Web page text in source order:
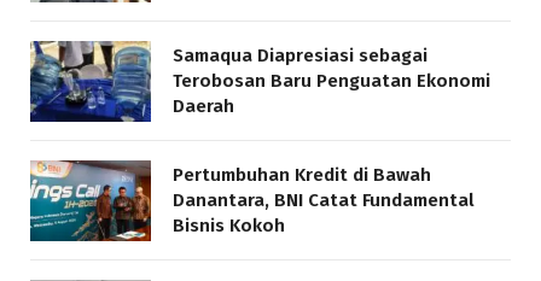
Samaqua Diapresiasi sebagai
Terobosan Baru Penguatan Ekonomi
Daerah
Pertumbuhan Kredit di Bawah
Danantara, BNI Catat Fundamental
Bisnis Kokoh